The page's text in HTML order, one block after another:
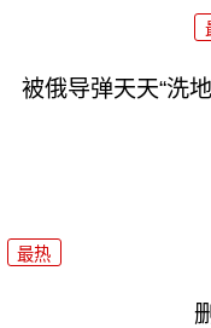
被俄导弹天天“洗
最热